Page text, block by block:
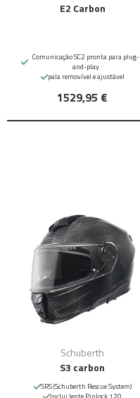
E2 Carbon
Comunicação SC2 pronta para plug-
and-play
pala removível e ajustável
1529,95 €
Schuberth
S3 carbon
SRS (Schuberth Rescue System)